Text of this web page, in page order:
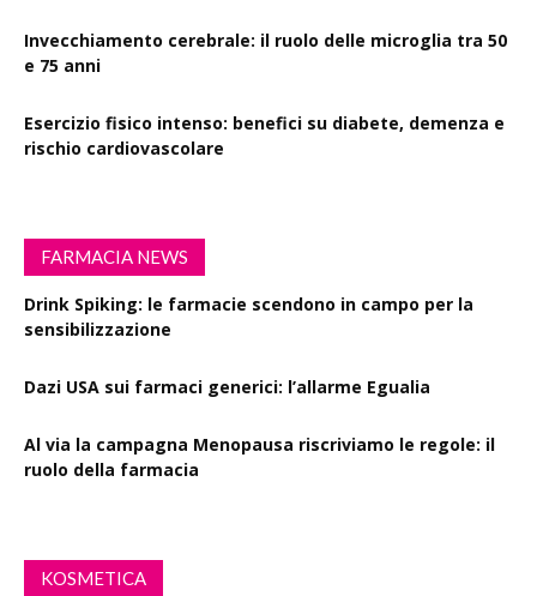
Invecchiamento cerebrale: il ruolo delle microglia tra 50
e 75 anni
Esercizio fisico intenso: benefici su diabete, demenza e
rischio cardiovascolare
FARMACIA NEWS
Drink Spiking: le farmacie scendono in campo per la
sensibilizzazione
Dazi USA sui farmaci generici: l’allarme Egualia
Al via la campagna Menopausa riscriviamo le regole: il
ruolo della farmacia
KOSMETICA